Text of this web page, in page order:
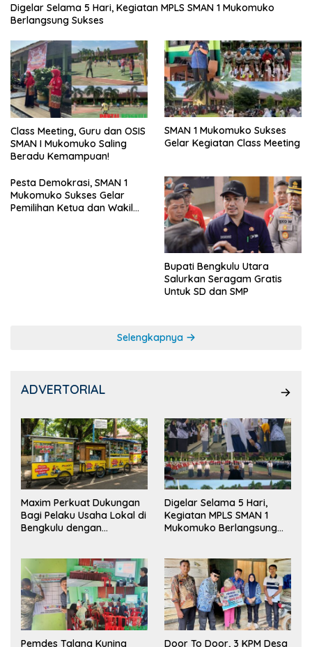
Digelar Selama 5 Hari, Kegiatan MPLS SMAN 1 Mukomuko
Berlangsung Sukses
Class Meeting, Guru dan OSIS
SMAN I Mukomuko Saling
Beradu Kemampuan!
SMAN 1 Mukomuko Sukses
Gelar Kegiatan Class Meeting
Pesta Demokrasi, SMAN 1
Mukomuko Sukses Gelar
Pemilihan Ketua dan Wakil
Bupati Bengkulu Utara
Salurkan Seragam Gratis
Untuk SD dan SMP
Selengkapnya
ADVERTORIAL
Maxim Perkuat Dukungan
Bagi Pelaku Usaha Lokal di
Bengkulu dengan
Pasar
Digelar Selama 5 Hari,
Kegiatan MPLS SMAN 1
Mukomuko Berlangsung
Pemdes Talang Kuning
Door To Door, 3 KPM Desa